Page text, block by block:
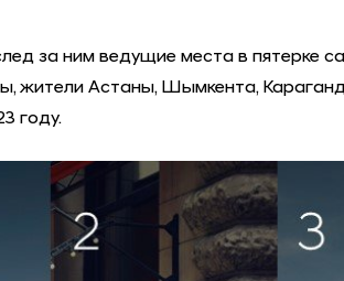
за ним ведущие места в пятерке
жители Астаны, Шымкента,
году.